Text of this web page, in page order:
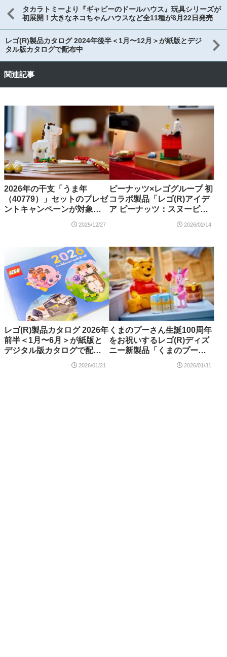
タカラトミーより『ギャビーのドールハウス』玩具シリーズが
初展開！大きなネコちゃんハウスなど全11種が6月22日発売
レゴ(R)製品カタログ 2024年後半＜1月〜12月＞が紙版とデジ
タル版カタログで配布中
関連記事
2026年の干支「うま年
（40779）」セットのプレゼ
ントキャンペーンが対象店
2025/12/27
ピーナッツ×レゴグループ 初
コラボ製品「レゴ(R)アイデ
ア ピーナッツ：スヌーピー
場【2月14日予約開始・6月1
2026/02/14
レゴ(R)製品カタログ 2026年
前半＜1月〜6月＞が紙版と
デジタル版カタログで配布
2026/01/21
くまのプーさん生誕100周年
をお祝いするレゴ(R)ディズ
ニー新製品「くまのプーさ
ん」「ピグレットとおいわ
いしよう」が2026年3月発
2026/01/31